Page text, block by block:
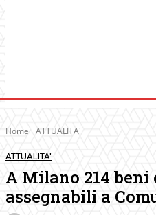
Home ATTUALITA'
ATTUALITA'
A Milano 214
assegnabili a